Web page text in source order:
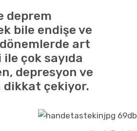
deprem
bile endişe ve
art
çok sayıda
depresyon ve
dikkat çekiyor.